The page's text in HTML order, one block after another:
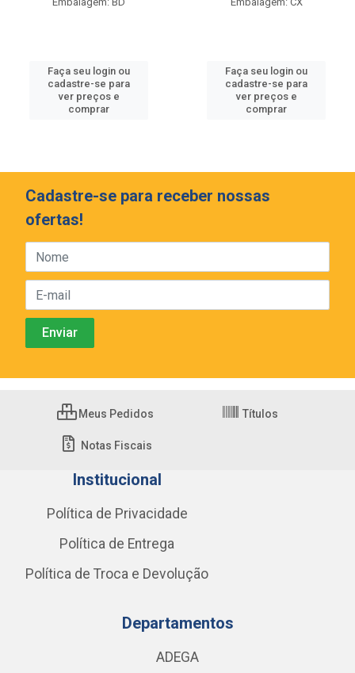
Faça seu login ou
cadastre-se para
ver preços e
comprar
Faça seu login ou
cadastre-se para
ver preços e
comprar
Cadastre-se para receber nossas
ofertas!
Meus Pedidos Títulos
Notas Fiscais
Institucional
Política de Privacidade
Política de Entrega
Política de Troca e Devolução
Departamentos
ADEGA